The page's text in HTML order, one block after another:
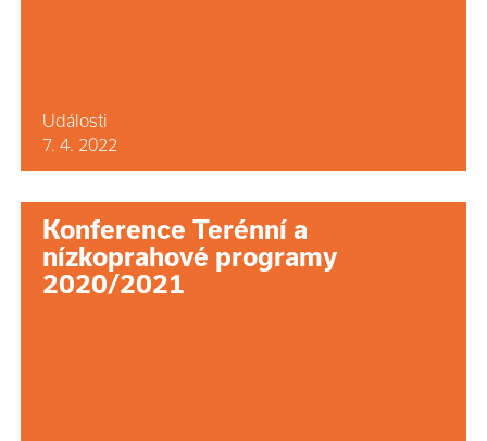
Události
7. 4. 2022
Konference Terénní a
nízkoprahové programy
2020/2021